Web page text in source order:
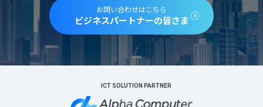
お問い合わせはこちら
ビジネスパートナーの皆さま
ICT SOLUTION PARTNER